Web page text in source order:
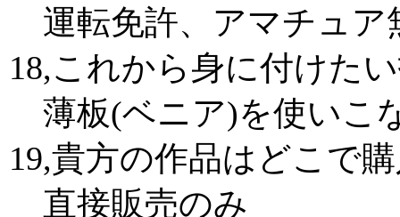
運転免許、アマチュア
18,これから身に付けた
薄板(ベニア)を使いこ
19,貴方の作品はどこで
直接販売のみ